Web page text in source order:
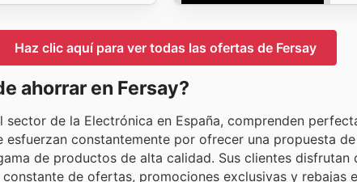
Haz clic aquí para ver todas las ofertas de Fersay
ahorrar en Fersay?
sector de la Electrónica en España, comprenden
esfuerzan constantemente por ofrecer una propuesta
de productos de alta calidad. Sus clientes
de ofertas, promociones exclusivas y rebajas